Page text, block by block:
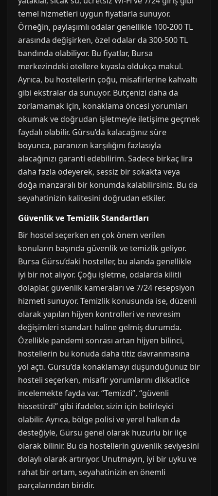
temel hizmetleri uygun fiyatlarla sunuyor.
Örneğin, paylaşımlı odalar genellikle 100-200 TL
arasında değişirken, özel odalar da 300-500 TL
bandında olabiliyor. Bu fiyatlar, Bursa
merkezindeki otellere kıyasla oldukça makul.
Ayrıca, bu hostellerin çoğu, misafirlerine kahvaltı
gibi ekstralar da sunuyor. Bütçenizi daha da
zorlamamak için, konaklama öncesi yorumları
okumak ve doğrudan işletmeyle iletişime geçmek
faydalı olabilir. Gürsu’da kalacağınız süre
boyunca, paranızın karşılığını fazlasıyla
alacağınızı garanti edebilirim. Sadece birkaç lira
daha fazla ödeyerek, sessiz bir sokakta veya
doğa manzaralı bir konumda kalabilirsiniz. Bu da
seyahatinizin kalitesini doğrudan etkiler.
Güvenlik ve Temizlik Standartları
Bir hostel seçerken en çok önem verilen
konuların başında güvenlik ve temizlik geliyor.
Bursa Gürsu’daki hosteller, bu alanda genellikle
iyi bir not alıyor. Çoğu işletme, odalarda kilitli
dolaplar, güvenlik kameraları ve 7/24 resepsiyon
hizmeti sunuyor. Temizlik konusunda ise, düzenli
olarak yapılan hijyen kontrolleri ve nevresim
değişimleri standart haline gelmiş durumda.
Özellikle pandemi sonrası artan hijyen bilinci,
hostellerin bu konuda daha titiz davranmasına
yol açtı. Gürsu’da konaklamayı düşündüğünüz bir
hosteli seçerken, misafir yorumlarını dikkatlice
incelemekte fayda var. “Temizdi”, “güvenli
hissettirdi” gibi ifadeler, sizin için belirleyici
olabilir. Ayrıca, bölge polisi ve yerel halkın da
desteğiyle, Gürsu genel olarak huzurlu bir ilçe
olarak bilinir. Bu da hostellerin güvenlik seviyesini
dolaylı olarak artırıyor. Unutmayın, iyi bir uyku ve
rahat bir ortam, seyahatinizin en önemli
parçalarından biridir.